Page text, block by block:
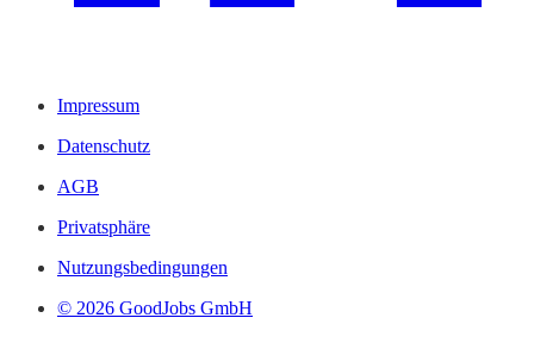
Impressum
Datenschutz
AGB
Privatsphäre
Nutzungsbedingungen
© 2026 GoodJobs GmbH